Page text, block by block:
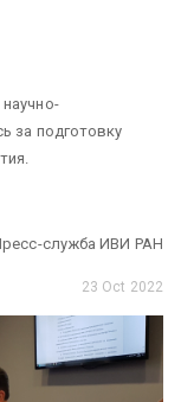
за подготовку
служба ИВИ РАН
23 Oct 2022